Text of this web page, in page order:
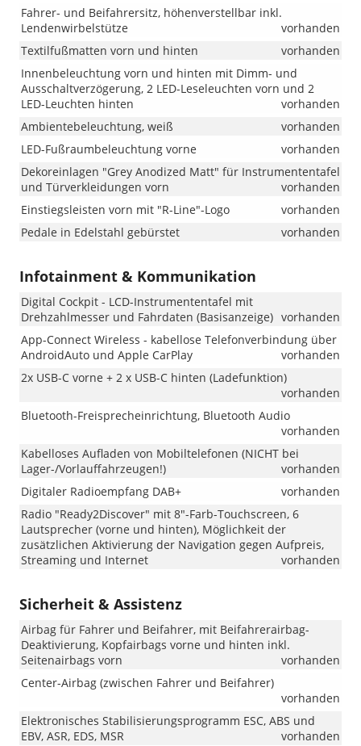
bisher
„Misano“.
Bei
Lager-
und
kann
es
weiterhin
dass
das
„Misano“
ausgeliefert
bitten
Fahrer- und Beifahrersitz, höhenverstellbar inkl.
Lendenwirbelstütze
vorhanden
Textilfußmatten vorn und hinten
vorhanden
Innenbeleuchtung vorn und hinten mit Dimm- und
Ausschaltverzögerung, 2 LED-Leseleuchten vorn und 2
LED-Leuchten hinten
vorhanden
Ambientebeleuchtung, weiß
vorhanden
LED-Fußraumbeleuchtung vorne
vorhanden
Dekoreinlagen "Grey Anodized Matt" für Instrumententafel
und Türverkleidungen vorn
vorhanden
Einstiegsleisten vorn mit "R-Line"-Logo
vorhanden
Pedale in Edelstahl gebürstet
vorhanden
Infotainment & Kommunikation
Digital Cockpit - LCD-Instrumententafel mit
Drehzahlmesser und Fahrdaten (Basisanzeige) vorhanden
App-Connect Wireless - kabellose Telefonverbindung über
AndroidAuto und Apple CarPlay
vorhanden
2x USB-C vorne + 2 x USB-C hinten (Ladefunktion)
vorhanden
Bluetooth-Freisprecheinrichtung, Bluetooth Audio
vorhanden
Kabelloses Aufladen von Mobiltelefonen (NICHT bei
Lager-/Vorlauffahrzeugen!)
vorhanden
Digitaler Radioempfang DAB+
vorhanden
Radio "Ready2Discover" mit 8"-Farb-Touchscreen, 6
Lautsprecher (vorne und hinten), Möglichkeit der
zusätzlichen Aktivierung der Navigation gegen Aufpreis,
Streaming und Internet
vorhanden
Sicherheit & Assistenz
Airbag für Fahrer und Beifahrer, mit Beifahrerairbag-
Deaktivierung, Kopfairbags vorne und hinten inkl.
Seitenairbags vorn
vorhanden
Center-Airbag (zwischen Fahrer und Beifahrer)
vorhanden
Elektronisches Stabilisierungsprogramm ESC, ABS und
EBV, ASR, EDS, MSR
vorhanden